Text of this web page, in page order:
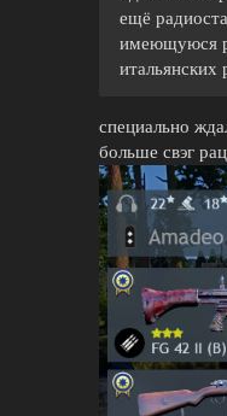
ещё
имеющуюся
итальянских
специально
больше свэг